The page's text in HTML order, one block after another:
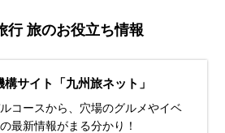
行 旅のお役立ち情報
サイト「九州旅ネット」
コースから、穴場のグルメやイベ
最新情報がまる分かり！